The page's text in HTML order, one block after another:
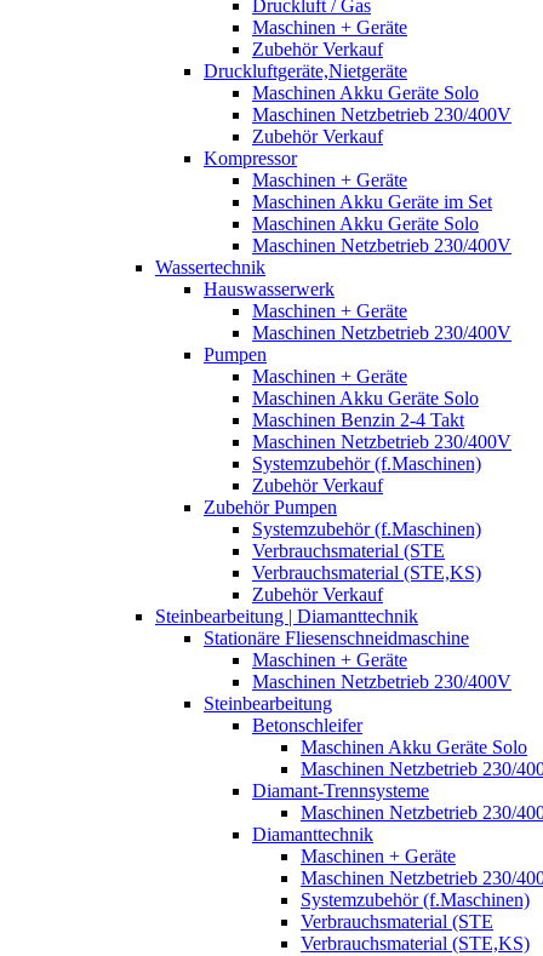
Druckluft / Gas
Maschinen + Geräte
Zubehör Verkauf
Druckluftgeräte,Nietgeräte
Maschinen Akku Geräte Solo
Maschinen Netzbetrieb 230/400V
Zubehör Verkauf
Kompressor
Maschinen + Geräte
Maschinen Akku Geräte im Set
Maschinen Akku Geräte Solo
Maschinen Netzbetrieb 230/400V
Wassertechnik
Hauswasserwerk
Maschinen + Geräte
Maschinen Netzbetrieb 230/400V
Pumpen
Maschinen + Geräte
Maschinen Akku Geräte Solo
Maschinen Benzin 2-4 Takt
Maschinen Netzbetrieb 230/400V
Systemzubehör (f.Maschinen)
Zubehör Verkauf
Zubehör Pumpen
Systemzubehör (f.Maschinen)
Verbrauchsmaterial (STE
Verbrauchsmaterial (STE,KS)
Zubehör Verkauf
Steinbearbeitung | Diamanttechnik
Stationäre Fliesenschneidmaschine
Maschinen + Geräte
Maschinen Netzbetrieb 230/400V
Steinbearbeitung
Betonschleifer
Maschinen Akku Geräte Solo
Maschinen Netzbetrieb 230/
Diamant-Trennsysteme
Maschinen Netzbetrieb 230/
Diamanttechnik
Maschinen + Geräte
Maschinen Netzbetrieb 230/
Systemzubehör (f.Maschinen)
Verbrauchsmaterial (STE
Verbrauchsmaterial (STE,KS)